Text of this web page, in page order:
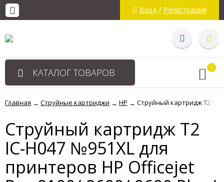
Вход / Регистрация
КАТАЛОГ ТОВАРОВ 0
Главная → Струйные картриджи → HP → Струйный картридж T2 IC-
Струйный картридж T2
IC-H047 №951XL для
принтеров HP Officejet